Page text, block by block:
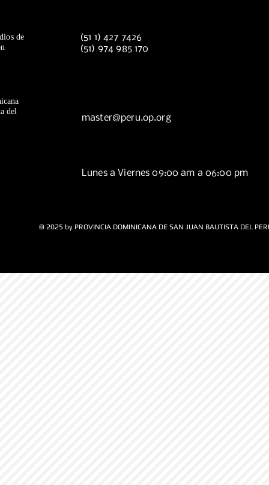
de
(51 1) 427 7426
(51) 974 985 170
del
master@peru.op.org
Lunes a Viernes 09:00 am a 06:00 pm
© 2025 by PROVINCIA DOMINICANA DE SAN JUAN BAUTISTA DEL